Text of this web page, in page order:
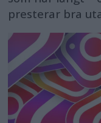
presterar bra